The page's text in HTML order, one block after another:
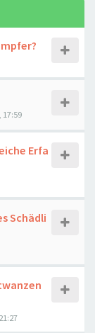
17:59
Erfa
Schädli